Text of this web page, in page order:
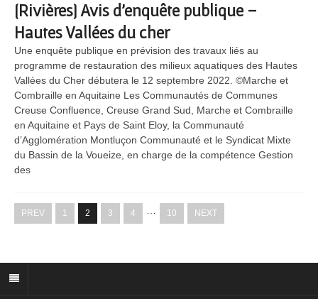
[Rivières] Avis d’enquête publique –
Hautes Vallées du cher
Une enquête publique en prévision des travaux liés au
programme de restauration des milieux aquatiques des Hautes
Vallées du Cher débutera le 12 septembre 2022. ©Marche et
Combraille en Aquitaine Les Communautés de Communes
Creuse Confluence, Creuse Grand Sud, Marche et Combraille
en Aquitaine et Pays de Saint Eloy, la Communauté
d’Agglomération Montluçon Communauté et le Syndicat Mixte
du Bassin de la Voueize, en charge de la compétence Gestion
des
PREV 1 2 3 4 10 NEXT